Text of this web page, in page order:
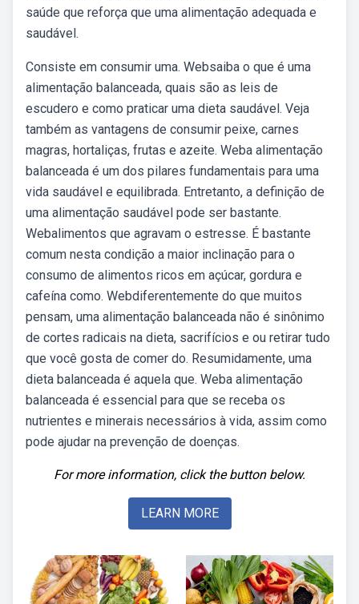
saúde que reforça que uma alimentação adequada e
saudável.
Consiste em consumir uma. Websaiba o que é uma
alimentação balanceada, quais são as leis de
escudero e como praticar uma dieta saudável. Veja
também as vantagens de consumir peixe, carnes
magras, hortaliças, frutas e azeite. Weba alimentação
balanceada é um dos pilares fundamentais para uma
vida saudável e equilibrada. Entretanto, a definição de
uma alimentação saudável pode ser bastante.
Webalimentos que agravam o estresse. É bastante
comum nesta condição a maior inclinação para o
consumo de alimentos ricos em açúcar, gordura e
cafeína como. Webdiferentemente do que muitos
pensam, uma alimentação balanceada não é sinônimo
de cortes radicais na dieta, sacrifícios e ou retirar tudo
que você gosta de comer do. Resumidamente, uma
dieta balanceada é aquela que. Weba alimentação
balanceada é essencial para que se receba os
nutrientes e minerais necessários à vida, assim como
pode ajudar na prevenção de doenças.
For more information, click the button below.
LEARN MORE